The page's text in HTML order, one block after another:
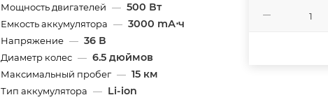
Мощность двигателей — 500 Вт
Емкость аккумулятора — 3000 mА⋅ч
Напряжение — 36 В
Диаметр колес — 6.5 дюймов
Максимальный пробег — 15 км
Тип аккумулятора — Li-ion